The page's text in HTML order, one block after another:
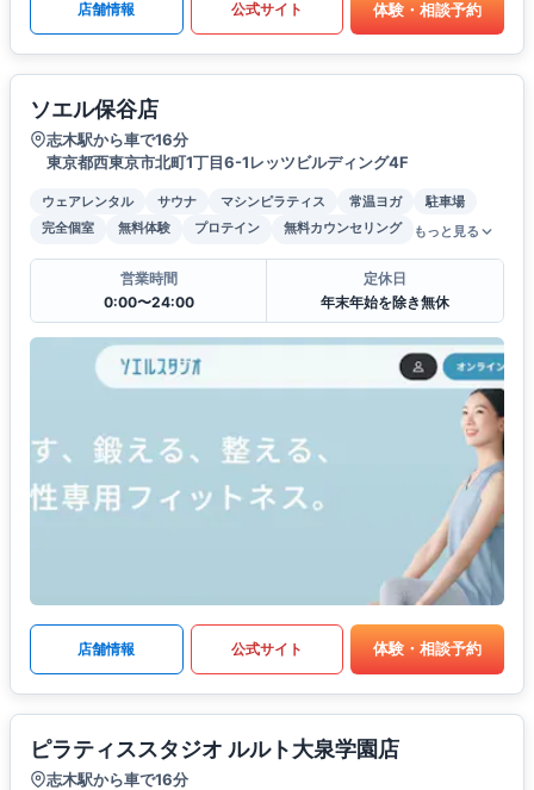
店舗情報 公式サイト 体験・相談予約
ソエル保谷店
志木駅から車で16分
東京都西東京市北町1丁目6-1レッツビルディング4F
ウェアレンタル サウナ マシンピラティス 常温ヨガ
駐車場
完全個室
無料体験 プロテイン 無料カウンセリング もっと見る
営業時間
0:00〜24:00
定休日
年末年始を除き無休
店舗情報 公式サイト 体験・相談予約
ピラティススタジオ ルルト大泉学園店
志木駅から車で16分